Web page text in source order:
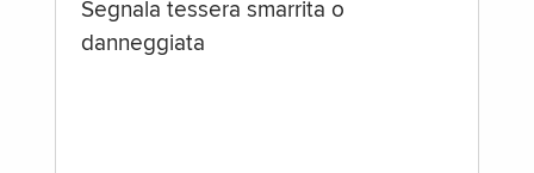
Segnala tessera smarrita o
danneggiata